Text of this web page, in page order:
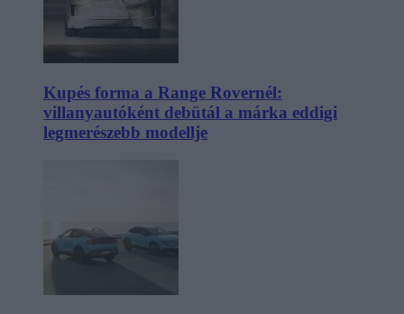
Kupés forma a Range Rovernél:
villanyautóként debütál a márka eddigi
legmerészebb modellje